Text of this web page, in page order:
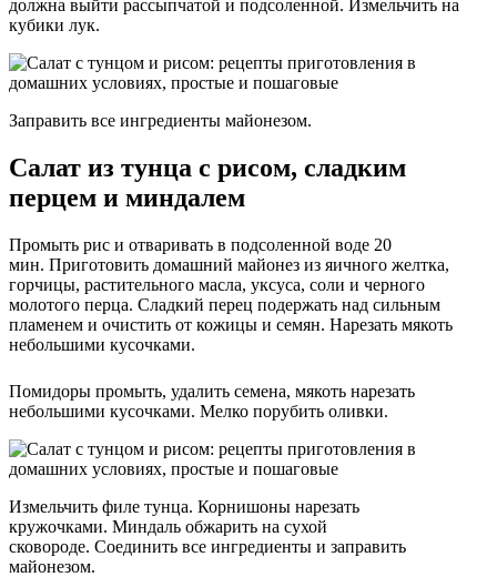
должна выйти рассыпчатой и подсоленной. Измельчить на
кубики лук.
Заправить все ингредиенты майонезом.
Салат из тунца с рисом, сладким
перцем и миндалем
Промыть рис и отваривать в подсоленной воде 20
мин. Приготовить домашний майонез из яичного желтка,
горчицы, растительного масла, уксуса, соли и черного
молотого перца. Сладкий перец подержать над сильным
пламенем и очистить от кожицы и семян. Нарезать мякоть
небольшими кусочками.
Помидоры промыть, удалить семена, мякоть нарезать
небольшими кусочками. Мелко порубить оливки.
Измельчить филе тунца. Корнишоны нарезать
кружочками. Миндаль обжарить на сухой
сковороде. Соединить все ингредиенты и заправить
майонезом.